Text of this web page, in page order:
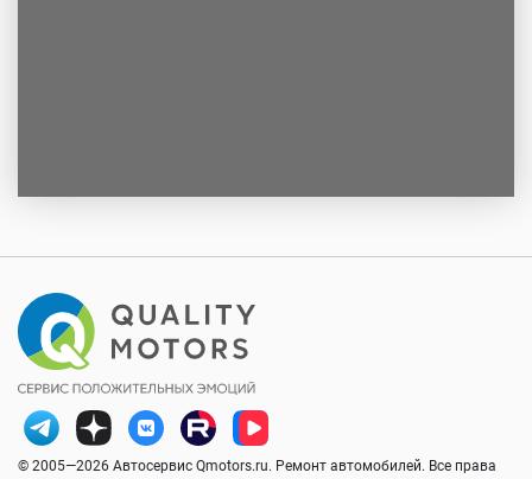
© 2005—2026 Автосервис Qmotors.ru. Ремонт автомобилей. Все права